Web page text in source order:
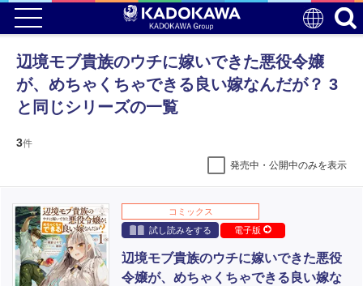
辺境モブ貴族のウチに嫁いできた悪役令嬢
が、めちゃくちゃできる良い嫁なんだが？ 3
と同じシリーズの一覧
3件
発売中・公開中のみを表示
コミックス
試し読みをする
電子版
辺境モブ貴族のウチに嫁いできた悪役
令嬢が、めちゃくちゃできる良い嫁な